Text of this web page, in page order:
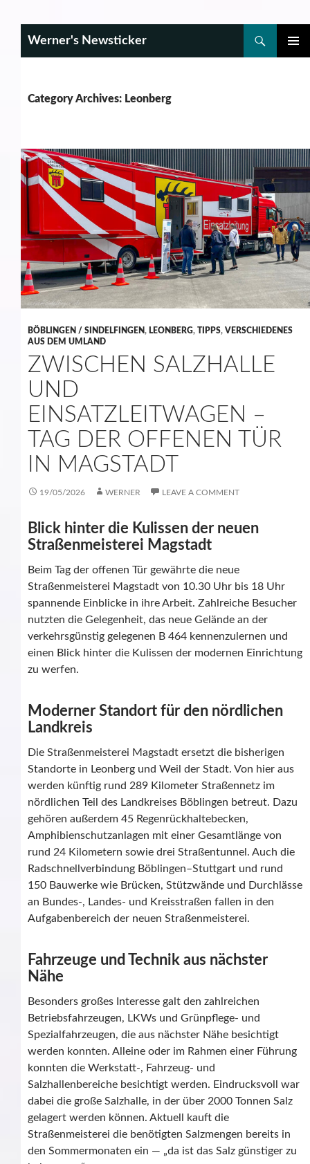
Werner's Newsticker
Category Archives: Leonberg
BÖBLINGEN / SINDELFINGEN, LEONBERG, TIPPS, VERSCHIEDENES
AUS DEM UMLAND
ZWISCHEN SALZHALLE
UND
EINSATZLEITWAGEN –
TAG DER OFFENEN TÜR
IN MAGSTADT
19/05/2026 WERNER LEAVE A COMMENT
Blick hinter die Kulissen der neuen
Straßenmeisterei Magstadt
Beim Tag der offenen Tür gewährte die neue
Straßenmeisterei Magstadt von 10.30 Uhr bis 18 Uhr
spannende Einblicke in ihre Arbeit. Zahlreiche Besucher
nutzten die Gelegenheit, das neue Gelände an der
verkehrsgünstig gelegenen B 464 kennenzulernen und
einen Blick hinter die Kulissen der modernen Einrichtung
zu werfen.
Moderner Standort für den nördlichen
Landkreis
Die Straßenmeisterei Magstadt ersetzt die bisherigen
Standorte in Leonberg und Weil der Stadt. Von hier aus
werden künftig rund 289 Kilometer Straßennetz im
nördlichen Teil des Landkreises Böblingen betreut. Dazu
gehören außerdem 45 Regenrückhaltebecken,
Amphibienschutzanlagen mit einer Gesamtlänge von
rund 24 Kilometern sowie drei Straßentunnel. Auch die
Radschnellverbindung Böblingen–Stuttgart und rund
150 Bauwerke wie Brücken, Stützwände und Durchlässe
an Bundes-, Landes- und Kreisstraßen fallen in den
Aufgabenbereich der neuen Straßenmeisterei.
Fahrzeuge und Technik aus nächster
Nähe
Besonders großes Interesse galt den zahlreichen
Betriebsfahrzeugen, LKWs und Grünpflege- und
Spezialfahrzeugen, die aus nächster Nähe besichtigt
werden konnten. Alleine oder im Rahmen einer Führung
konnten die Werkstatt-, Fahrzeug- und
Salzhallenbereiche besichtigt werden. Eindrucksvoll war
dabei die große Salzhalle, in der über 2000 Tonnen Salz
gelagert werden können. Aktuell kauft die
Straßenmeisterei die benötigten Salzmengen bereits in
den Sommermonaten ein — „da ist das Salz günstiger zu